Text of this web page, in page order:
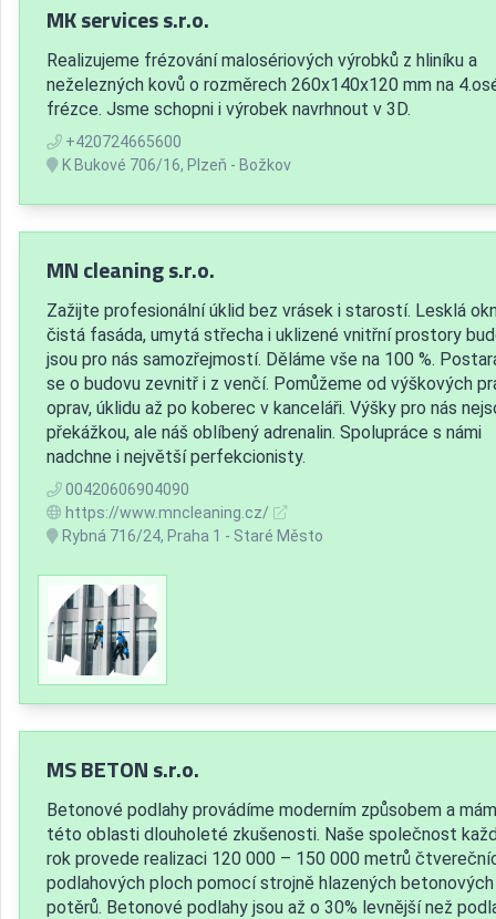
MK services s.r.o.
Realizujeme frézování malosériových výrobků z hliníku a
neželezných kovů o rozměrech 260x140x120 mm na
frézce. Jsme schopni i výrobek navrhnout v 3D.
+420724665600
K Bukové 706/16, Plzeň - Božkov
MN cleaning s.r.o.
Zažijte profesionální úklid bez vrásek i starostí. Lesklá
čistá fasáda, umytá střecha i uklizené vnitřní prostory
jsou pro nás samozřejmostí. Děláme vše na 100 %.
se o budovu zevnitř i z venčí. Pomůžeme od výškových
oprav, úklidu až po koberec v kanceláři. Výšky pro nás
překážkou, ale náš oblíbený adrenalin. Spolupráce s námi
nadchne i největší perfekcionisty.
00420606904090
https://www.mncleaning.cz/
Rybná 716/24, Praha 1 - Staré Město
MS BETON s.r.o.
Betonové podlahy provádíme moderním způsobem a
této oblasti dlouholeté zkušenosti. Naše společnost
rok provede realizaci 120 000 – 150 000 metrů
podlahových ploch pomocí strojně hlazených betonových
potěrů. Betonové podlahy jsou až o 30% levnější než